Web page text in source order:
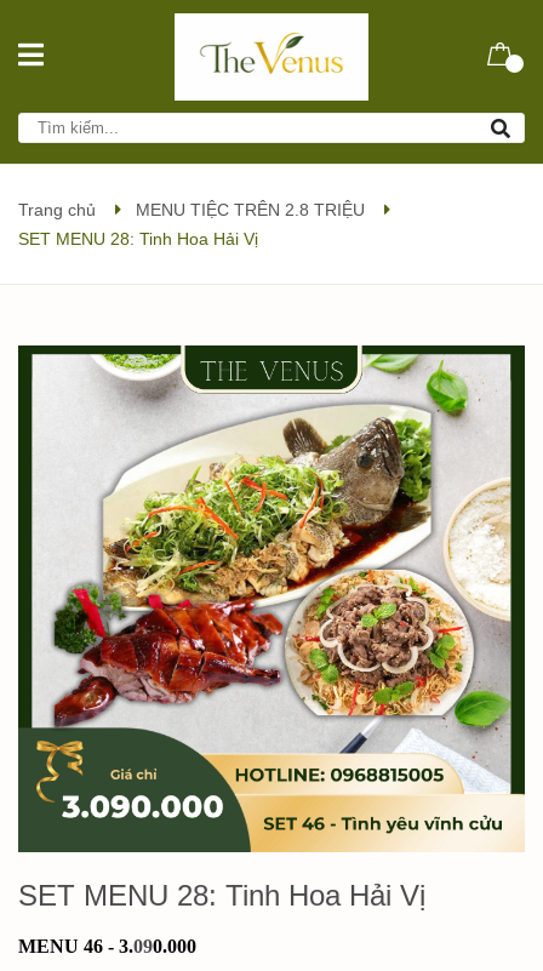
Trang chủ
MENU TIỆC TRÊN 2.8 TRIỆU
SET MENU 28: Tinh Hoa Hải Vị
SET MENU 28: Tinh Hoa Hải Vị
MENU 46 - 3.090.000